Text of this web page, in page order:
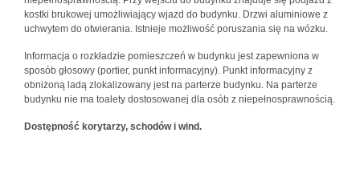
kostki brukowej umożliwiający wjazd do budynku. Drzwi aluminiowe z
uchwytem do otwierania. Istnieje możliwość poruszania się na wózku.
Informacja o rozkładzie pomieszczeń w budynku jest zapewniona w
sposób głosowy (portier, punkt informacyjny). Punkt informacyjny z
obniżoną ladą zlokalizowany jest na parterze budynku. Na parterze
budynku nie ma toalety dostosowanej dla osób z niepełnosprawnością.
Dostępność korytarzy, schodów i wind.